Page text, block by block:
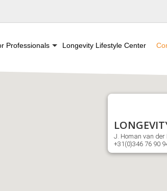
Professionals Longevity Lifestyle Center
J. Homan van der
+31(0)346 76 90